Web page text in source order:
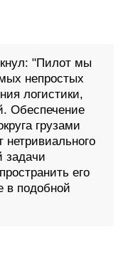
"Пилот мы
непростых
логистики,
Обеспечение
грузами
нетривиального
задачи
его
в подобной